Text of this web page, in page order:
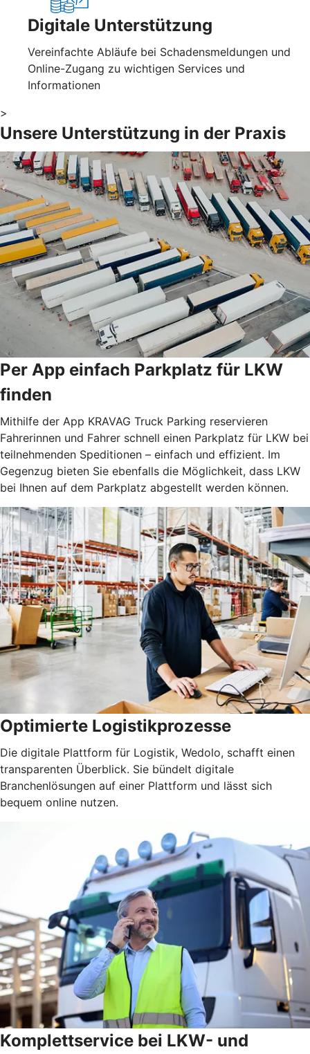
Digitale Unterstützung
Vereinfachte Abläufe bei Schadensmeldungen und
Online-Zugang zu wichtigen Services und
Informationen
>
Unsere Unterstützung in der Praxis
Per App einfach Parkplatz für LKW
finden
Mithilfe der App KRAVAG Truck Parking reservieren
Fahrerinnen und Fahrer schnell einen Parkplatz für LKW bei
teilnehmenden Speditionen – einfach und effizient. Im
Gegenzug bieten Sie ebenfalls die Möglichkeit, dass LKW
bei Ihnen auf dem Parkplatz abgestellt werden können.
Optimierte Logistikprozesse
Die digitale Plattform für Logistik, Wedolo, schafft einen
transparenten Überblick. Sie bündelt digitale
Branchenlösungen auf einer Plattform und lässt sich
bequem online nutzen.
Komplettservice bei LKW- und